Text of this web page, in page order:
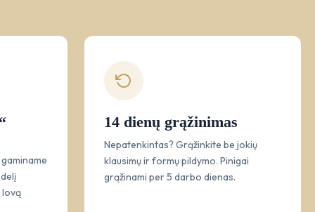
lovą
14 dienų grąžinimas
Nepatenkintas? Grąžinkite be jokių
klausimų ir formų pildymo. Pinigai
grąžinami per 5 darbo dienas.